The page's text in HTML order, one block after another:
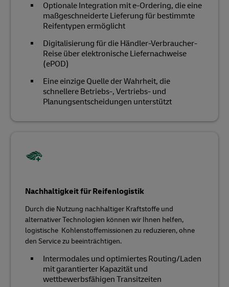
Optionale Integration mit e-Ordering, die eine
maßgeschneiderte Lieferung für bestimmte
Reifentypen ermöglicht
Digitalisierung für die Händler-Verbraucher-
Reise über elektronische Liefernachweise
(ePOD)
Eine einzige Quelle der Wahrheit, die
schnellere Betriebs-, Vertriebs- und
Planungsentscheidungen unterstützt
Nachhaltigkeit für Reifenlogistik
Durch die Nutzung nachhaltiger Kraftstoffe und
alternativer Technologien können wir Ihnen helfen,
logistische Kohlenstoffemissionen zu reduzieren, ohne
den Service zu beeinträchtigen.
Intermodales und optimiertes Routing/Laden
mit garantierter Kapazität und
wettbewerbsfähigen Transitzeiten